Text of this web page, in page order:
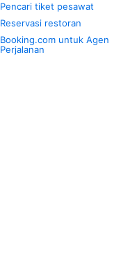
Pencari tiket pesawat
Reservasi restoran
Booking.com untuk Agen
Perjalanan